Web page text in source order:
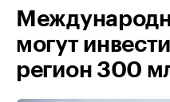
могут
регион 300